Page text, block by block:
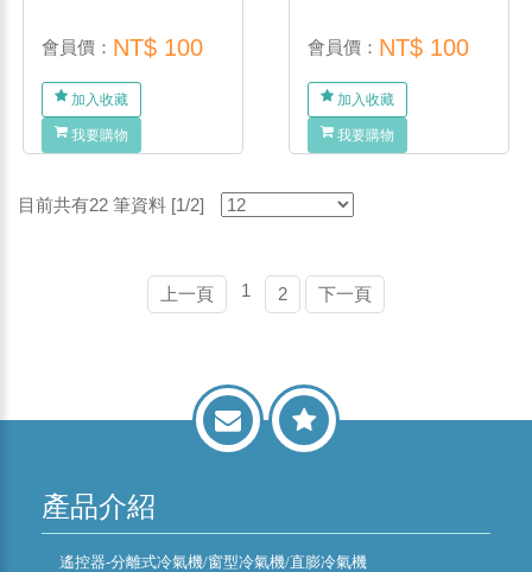
會員價： NT$ 100
加入收藏
我要購物
會員價： NT$ 100
加入收藏
我要購物
目前共有22 筆資料 [1/2]
上一頁 1 2 下一頁
產品介紹
遙控器-分離式冷氣機/窗型冷氣機/直膨冷氣機